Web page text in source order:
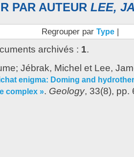
PAR AUTEUR LEE,
Regrouper par Type |
archivés : 1.
; Jébrak, Michel et Lee,
enigma: Doming and
complex ». Geology, 33(8), pp.